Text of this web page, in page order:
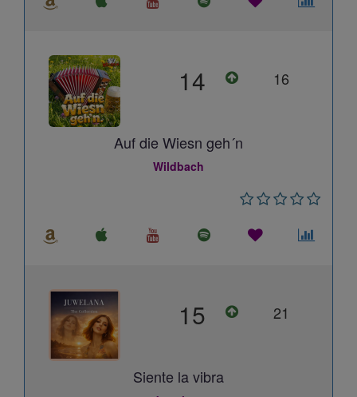
14 16
Auf die Wiesn geh´n
Wildbach
15 21
Siente la vibra